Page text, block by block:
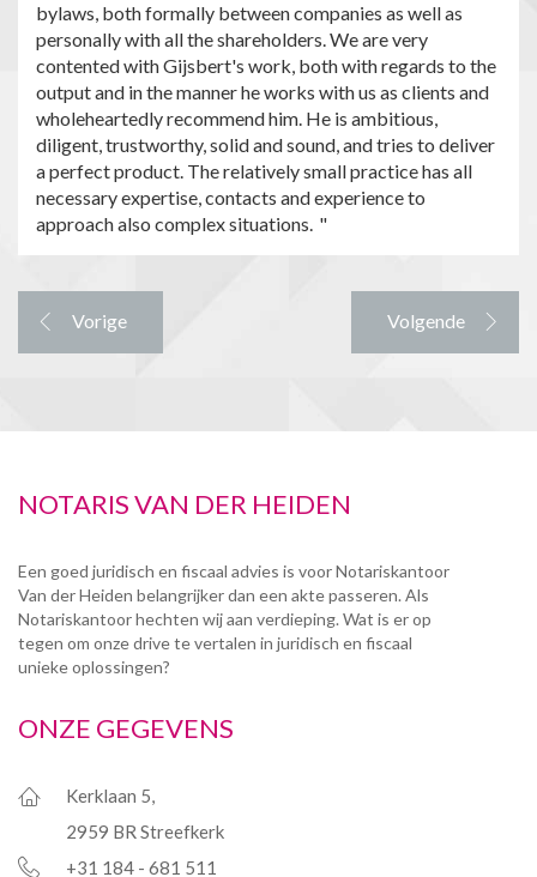
bylaws, both formally between companies as well as
personally with all the shareholders. We are very
contented with Gijsbert's work, both with regards to the
output and in the manner he works with us as clients and
wholeheartedly recommend him. He is ambitious,
diligent, trustworthy, solid and sound, and tries to deliver
a perfect product. The relatively small practice has all
necessary expertise, contacts and experience to
approach also complex situations.
Vorige Volgende
NOTARIS VAN DER HEIDEN
Een goed juridisch en fiscaal advies is voor Notariskantoor
Van der Heiden belangrijker dan een akte passeren. Als
Notariskantoor hechten wij aan verdieping. Wat is er op
tegen om onze drive te vertalen in juridisch en fiscaal
unieke oplossingen?
ONZE GEGEVENS
Kerklaan 5,
2959 BR Streefkerk
+31 184 - 681 511